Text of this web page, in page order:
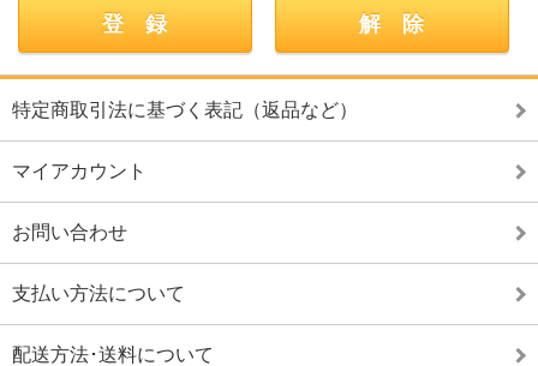
特定商取引法に基づく表記（返品など）
マイアカウント
お問い合わせ
支払い方法について
配送方法･送料について